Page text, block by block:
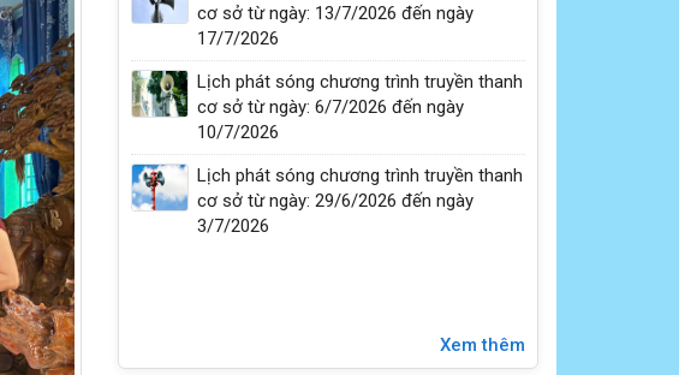
cơ sở từ ngày: 13/7/2026 đến ngày
17/7/2026
Lịch phát sóng chương trình truyền thanh
cơ sở từ ngày: 6/7/2026 đến ngày
10/7/2026
Lịch phát sóng chương trình truyền thanh
cơ sở từ ngày: 29/6/2026 đến ngày
3/7/2026
Xem thêm
Phòng chống bệnh dại tiêm phòng cho chó